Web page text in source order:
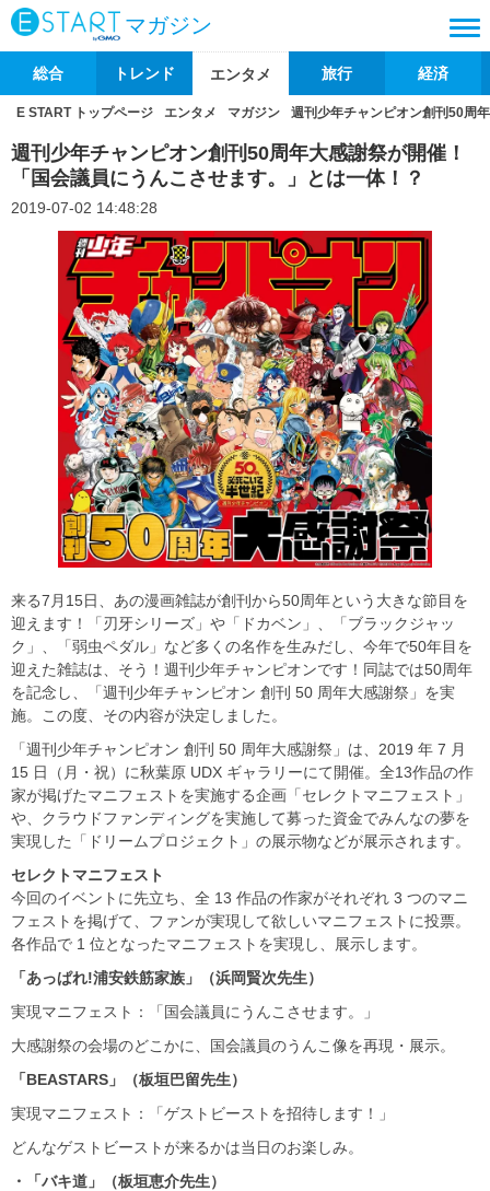
マガジン
総合 トレンド エンタメ 旅行 経済
E START トップページ エンタメ マガジン 週刊少年チャンピオン創刊50周
週刊少年チャンピオン創刊50周年大感謝祭が開催！
「国会議員にうんこさせます。」とは一体！？
2019-07-02 14:48:28
来る7月15日、あの漫画雑誌が創刊から50周年という大きな節目を
迎えます！「刃牙シリーズ」や「ドカベン」、「ブラックジャッ
ク」、「弱虫ペダル」など多くの名作を生みだし、今年で50年目を
迎えた雑誌は、そう！週刊少年チャンピオンです！同誌では50周年
を記念し、「週刊少年チャンピオン 創刊 50 周年大感謝祭」を実
施。この度、その内容が決定しました。
「週刊少年チャンピオン 創刊 50 周年大感謝祭」は、2019 年 7 月
15 日（月・祝）に秋葉原 UDX ギャラリーにて開催。全13作品の作
家が掲げたマニフェストを実施する企画「セレクトマニフェスト」
や、クラウドファンディングを実施して募った資金でみんなの夢を
実現した「ドリームプロジェクト」の展示物などが展示されます。
セレクトマニフェスト
今回のイベントに先立ち、全 13 作品の作家がそれぞれ 3 つのマニ
フェストを掲げて、ファンが実現して欲しいマニフェストに投票。
各作品で 1 位となったマニフェストを実現し、展示します。
「あっぱれ!浦安鉄筋家族」（浜岡賢次先生）
実現マニフェスト：「国会議員にうんこさせます。」
大感謝祭の会場のどこかに、国会議員のうんこ像を再現・展示。
「BEASTARS 」（板垣巴留先生）
実現マニフェスト：「ゲストビーストを招待します！」
どんなゲストビーストが来るかは当日のお楽しみ。
・「バキ道」（板垣恵介先生）